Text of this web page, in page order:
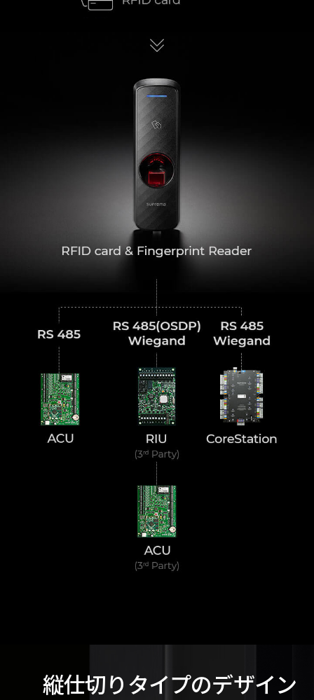
縦仕切りタイプのデザイン